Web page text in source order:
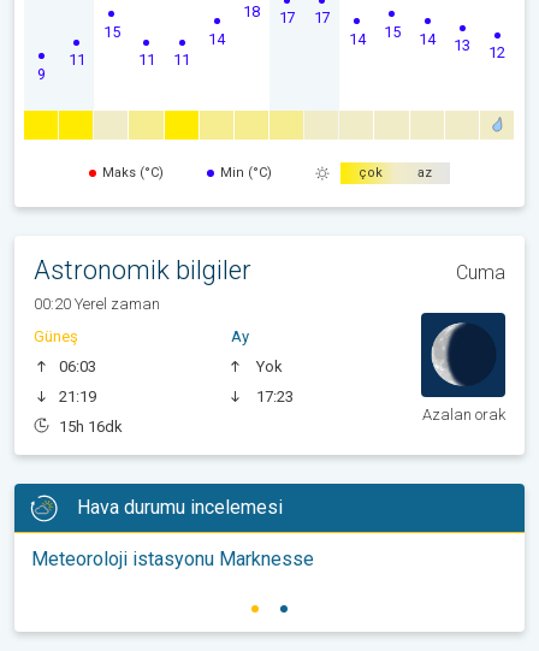
9
11
15
11 11
14
18 17 17
14 15 14 13 12
Maks (°C) Min (°C) çok az
Astronomik bilgiler Cuma
00:20 Yerel zaman
Güneş
06:03
21:19
15h 16dk
Ay
Yok
17:23
Azalan orak
Hava durumu incelemesi
Meteoroloji istasyonu Marknesse